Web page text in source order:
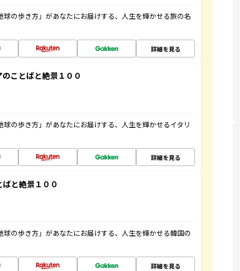
の歩き方」があなたにお届けする、人生を輝かせる旅の名
詳細を見る
ことばと絶景１００
の歩き方」があなたにお届けする、人生を輝かせるイタリ
詳細を見る
と絶景１００
の歩き方」があなたにお届けする、人生を輝かせる韓国の
詳細を見る